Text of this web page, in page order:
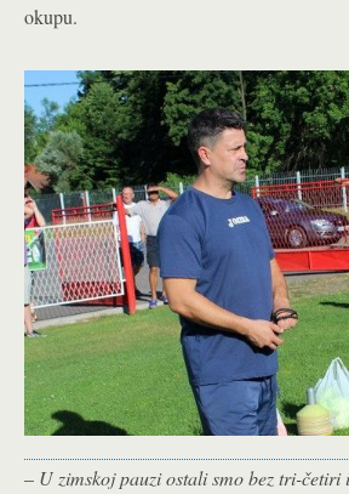
okupu.
– U zimskoj pauzi ostali smo bez tri-